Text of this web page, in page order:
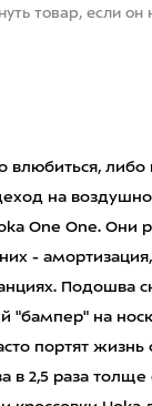
товар, если он
влюбиться,
на
One One.
-
Подошва
"бампер" на
портят
в 2,5 раза толще